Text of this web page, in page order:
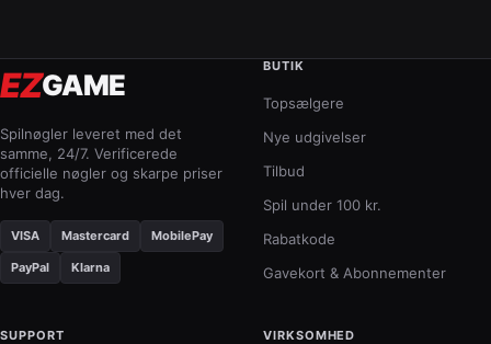
EZGAME
Spilnøgler leveret med det
samme, 24/7. Verificerede
officielle nøgler og skarpe priser
hver dag.
VISA Mastercard MobilePay
PayPal Klarna
BUTIK
Topsælgere
Nye udgivelser
Tilbud
Spil under 100 kr.
Rabatkode
Gavekort & Abonnementer
SUPPORT VIRKSOMHED